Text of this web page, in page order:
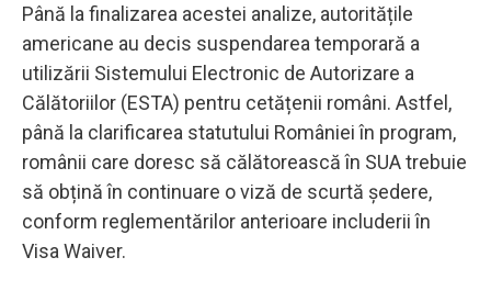
Până la finalizarea acestei analize, autoritățile
americane au decis suspendarea temporară a
utilizării Sistemului Electronic de Autorizare a
Călătoriilor (ESTA) pentru cetățenii români. Astfel,
până la clarificarea statutului României în program,
românii care doresc să călătorească în SUA trebuie
să obțină în continuare o viză de scurtă ședere,
conform reglementărilor anterioare includerii în
Visa Waiver.